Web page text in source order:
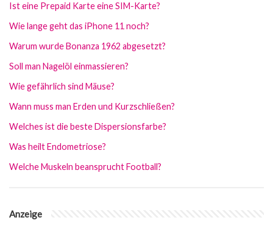
Ist eine Prepaid Karte eine SIM-Karte?
Wie lange geht das iPhone 11 noch?
Warum wurde Bonanza 1962 abgesetzt?
Soll man Nagelöl einmassieren?
Wie gefährlich sind Mäuse?
Wann muss man Erden und Kurzschließen?
Welches ist die beste Dispersionsfarbe?
Was heilt Endometriose?
Welche Muskeln beansprucht Football?
Anzeige